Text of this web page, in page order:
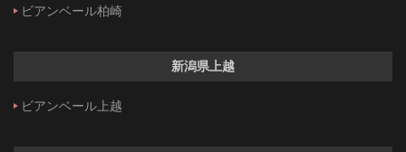
ビアンベール柏崎
新潟県上越
ビアンベール上越